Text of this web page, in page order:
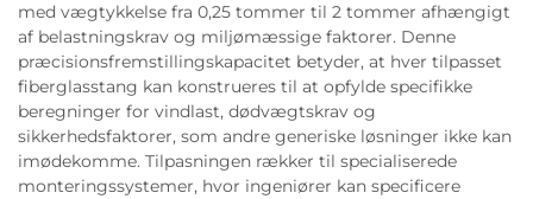
med vægtykkelse fra 0,25 tommer til 2 tommer afhængigt
af belastningskrav og miljømæssige faktorer. Denne
præcisionsfremstillingskapacitet betyder, at hver tilpasset
fiberglasstang kan konstrueres til at opfylde specifikke
beregninger for vindlast, dødvægtskrav og
sikkerhedsfaktorer, som andre generiske løsninger ikke kan
imødekomme. Tilpasningen rækker til specialiserede
monteringssystemer, hvor ingeniører kan specificere